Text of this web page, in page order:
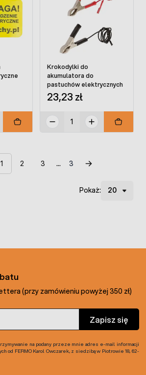
Krokodylki do
akumulatora do
pastuchów elektrycznych
23,23 zł
1 2 3 3
Pokaż:
(przy zamówieniu powyżej 350 zł)
Zapisz się
na podany przeze mnie adres e-mail informacji
od FERMO Karol Owczarek, z siedzibą w Piotrowie 18, 62-